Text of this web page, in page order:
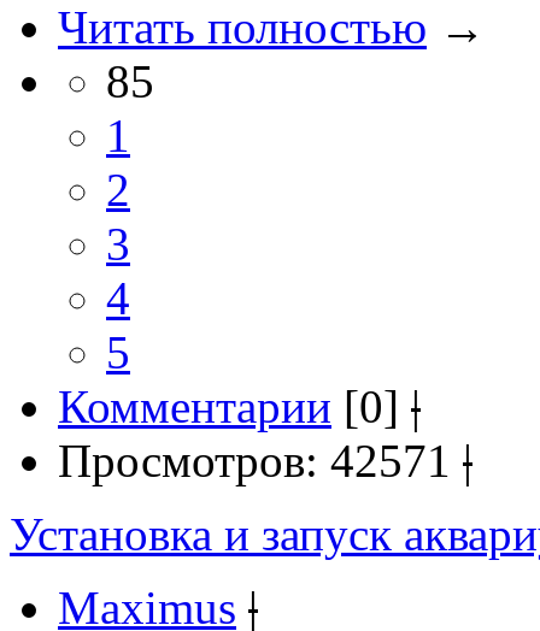
Читать полностью →
85
1
2
3
4
5
Комментарии [0] |
Просмотров: 42571 |
Установка и запуск
Maximus |